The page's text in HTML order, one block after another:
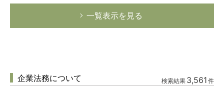
一覧表示を見る
企業法務について 検索結果 3,561 件